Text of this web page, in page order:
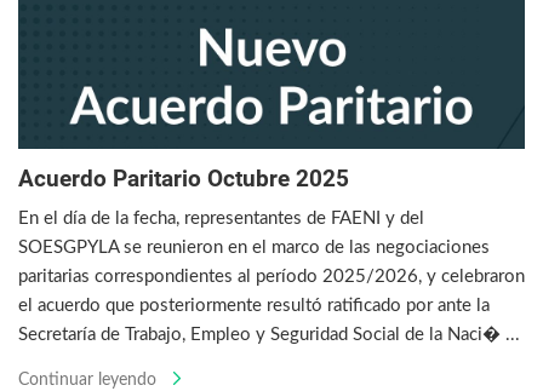
Acuerdo Paritario Octubre 2025
En el día de la fecha, representantes de FAENI y del
SOESGPYLA se reunieron en el marco de las negociaciones
paritarias correspondientes al período 2025/2026, y celebraron
el acuerdo que posteriormente resultó ratificado por ante la
Secretaría de Trabajo, Empleo y Seguridad Social de la Naci� ...
Continuar leyendo